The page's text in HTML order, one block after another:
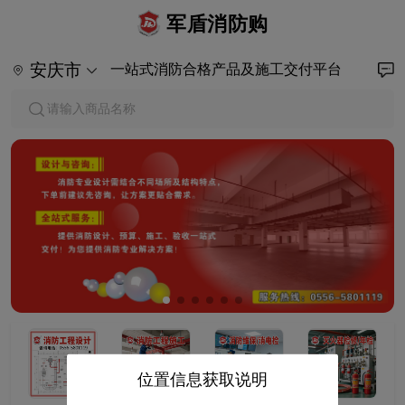
军盾消防购
安庆市 一站式消防合格产品及施工交付平台
请输入商品名称
位置信息获取说明